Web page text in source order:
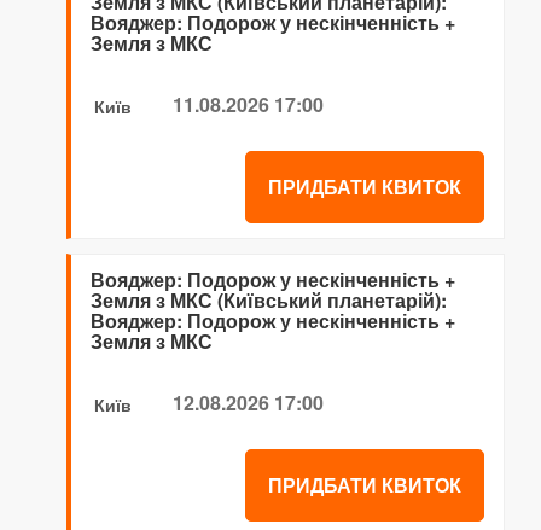
Вояджер: Подорож у нескінченність +
Земля з МКС
Київ 11.08.2026 17:00
ПРИДБАТИ КВИТОК
Вояджер: Подорож у нескінченність +
Земля з МКС (Київський планетарій):
Вояджер: Подорож у нескінченність +
Земля з МКС
Київ 12.08.2026 17:00
ПРИДБАТИ КВИТОК